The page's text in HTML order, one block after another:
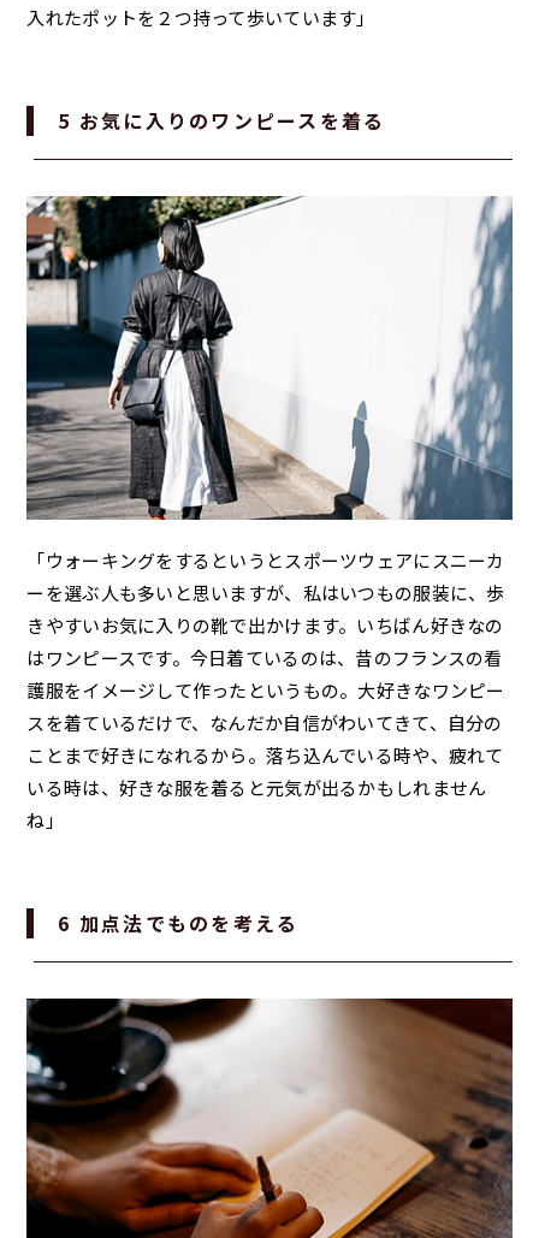
入れたポットを２つ持って歩いています」
5 お気に入りのワンピースを着る
「ウォーキングをするというとスポーツウェアにスニーカ
ーを選ぶ人も多いと思いますが、私はいつもの服装に、歩
きやすいお気に入りの靴で出かけます。いちばん好きなの
はワンピースです。今日着ているのは、昔のフランスの看
護服をイメージして作ったというもの。大好きなワンピー
スを着ているだけで、なんだか自信がわいてきて、自分の
ことまで好きになれるから。落ち込んでいる時や、疲れて
いる時は、好きな服を着ると元気が出るかもしれません
ね」
6 加点法でものを考える